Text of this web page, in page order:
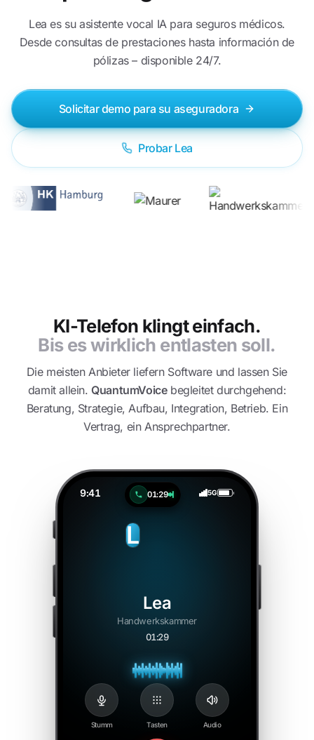
Lea es su asistente vocal IA para seguros médicos.
Desde consultas de prestaciones hasta información de
pólizas – disponible 24/7.
Solicitar demo para su aseguradora
Probar Lea
KI-Telefon klingt einfach.
Bis es wirklich entlasten soll.
Die meisten Anbieter liefern Software und lassen Sie
damit allein.QuantumVoicebegleitet durchgehend:
Beratung, Strategie, Aufbau, Integration, Betrieb. Ein
Vertrag, ein Ansprechpartner.
9:41 5G
01:31
L
Lea
Handwerkskammer
01:31
Stumm Tasten Audio